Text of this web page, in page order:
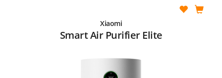
Xiaomi
Smart Air Purifier Elite